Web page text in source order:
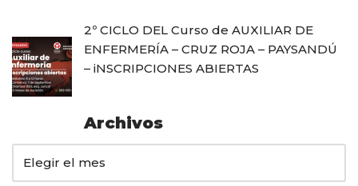
2º CICLO DEL Curso de AUXILIAR DE
ENFERMERÍA – CRUZ ROJA – PAYSANDÚ
– iNSCRIPCIONES ABIERTAS
Archivos